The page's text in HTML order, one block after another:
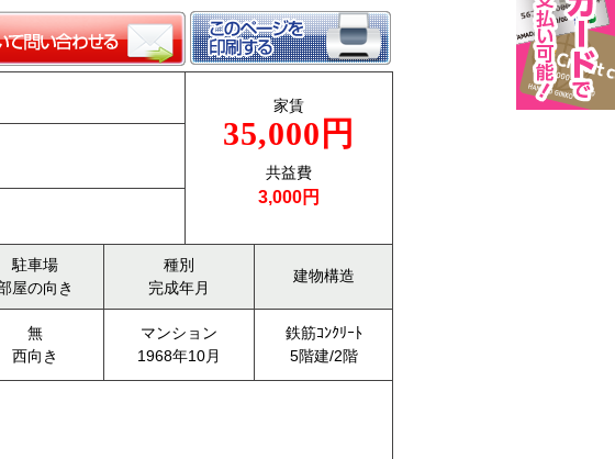
家賃
35,000円
共益費
3,000円
駐車場
屋の向き
種別
完成年月
建物構造
無
西向き
マンション
1968年10月
鉄筋ｺﾝｸﾘｰﾄ
5階建/2階